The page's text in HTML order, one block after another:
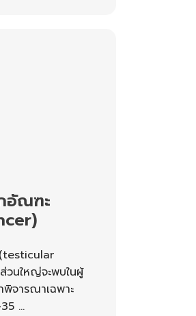
อัณฑะ
นใหญ่จะพบในผู้
จารณาเฉพาะ
…